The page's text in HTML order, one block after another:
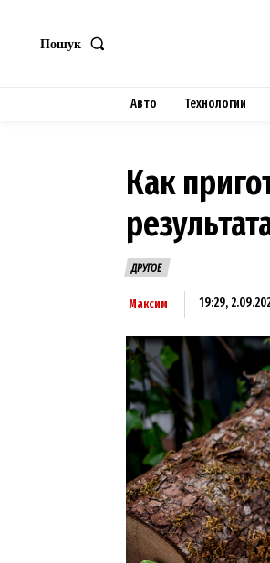
Пошук
Авто Технологии
Как
ДРУГОЕ
Максим 19:29,